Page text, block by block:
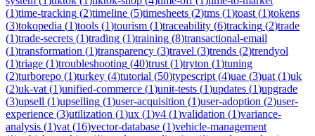
(1)time-tracking (2)timeline (5)timesheets (2)tms (1)toast (1)tokens
(3)tokopedia (1)tools (1)tourism (1)traceability (6)tracking (2)trade
(1)trade-secrets (1)trading (1)training (8)transactional-email
(1)transformation (1)transparency (3)travel (3)trends (2)trendyol
(1)triage (1)troubleshooting (40)trust (1)tryton (1)tuning
(2)turborepo (1)turkey (4)tutorial (50)typescript (4)uae (3)uat (1)uk
(2)uk-vat (1)unified-commerce (1)unit-tests (1)updates (1)upgrade
(3)upsell (1)upselling (1)user-acquisition (1)user-adoption (2)user-
experience (3)utilization (1)ux (1)v4 (1)validation (1)variance-
analysis (1)vat (16)vector-database (1)vehicle-management